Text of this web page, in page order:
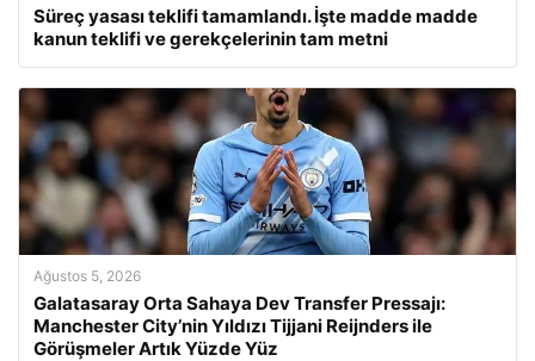
Süreç yasası teklifi tamamlandı. İşte madde madde
kanun teklifi ve gerekçelerinin tam metni
Ağustos 5, 2026
Galatasaray Orta Sahaya Dev Transfer Pressajı:
Manchester City’nin Yıldızı Tijjani Reijnders ile
Görüşmeler Artık Yüzde Yüz